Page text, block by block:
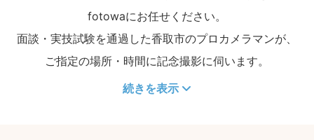
fotowaにお任せください。
面談・実技試験を通過した香取市のプロカメラマンが、
ご指定の場所・時間に記念撮影に伺います。
続きを表示